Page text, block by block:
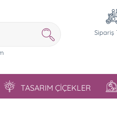
Sipariş
TASARIM ÇİÇEKLER